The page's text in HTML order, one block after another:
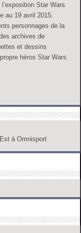
Star Wars
au 19 avril 2015.
personnages de la
archives de
et dessins
héros Star Wars
à Omnisport